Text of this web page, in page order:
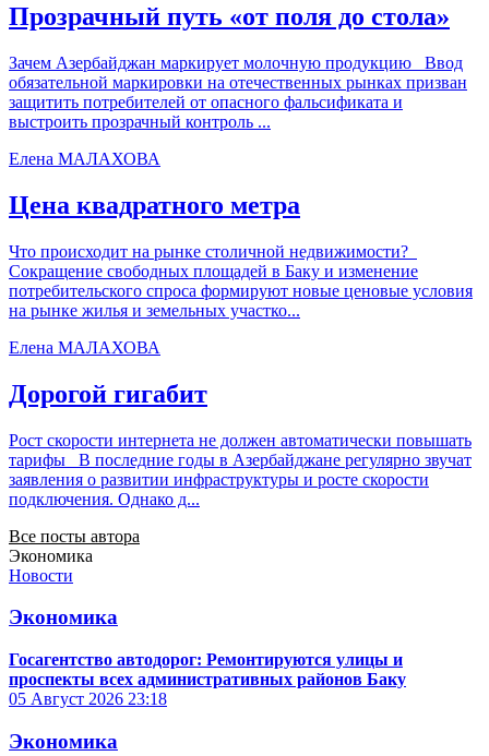
Прозрачный путь «от поля до стола»
Зачем Азербайджан маркирует молочную продукцию Ввод
обязательной маркировки на отечественных рынках призван
защитить потребителей от опасного фальсификата и
выстроить прозрачный контроль ...
Елена МАЛАХОВА
Цена квадратного метра
Что происходит на рынке столичной недвижимости?
Сокращение свободных площадей в Баку и изменение
потребительского спроса формируют новые ценовые условия
на рынке жилья и земельных участко...
Елена МАЛАХОВА
Дорогой гигабит
Рост скорости интернета не должен автоматически повышать
тарифы В последние годы в Азербайджане регулярно звучат
заявления о развитии инфраструктуры и росте скорости
подключения. Однако д...
Все посты автора
Экономика
Новости
Экономика
Госагентство автодорог: Ремонтируются улицы и
проспекты всех административных районов Баку
05 Август 2026 23:18
Экономика